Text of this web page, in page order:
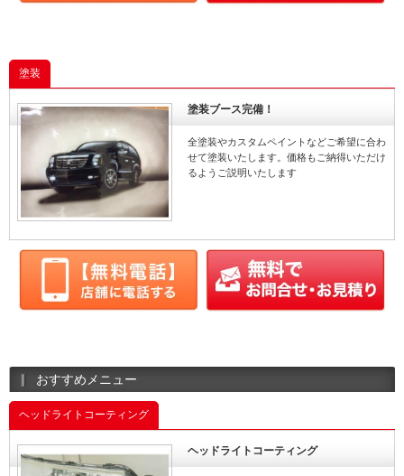
塗装
塗装ブース完備！
全塗装やカスタムペイントなどご希望に合わ
せて塗装いたします。価格もご納得いただけ
るようご説明いたします
おすすめメニュー
ヘッドライトコーティング
ヘッドライトコーティング